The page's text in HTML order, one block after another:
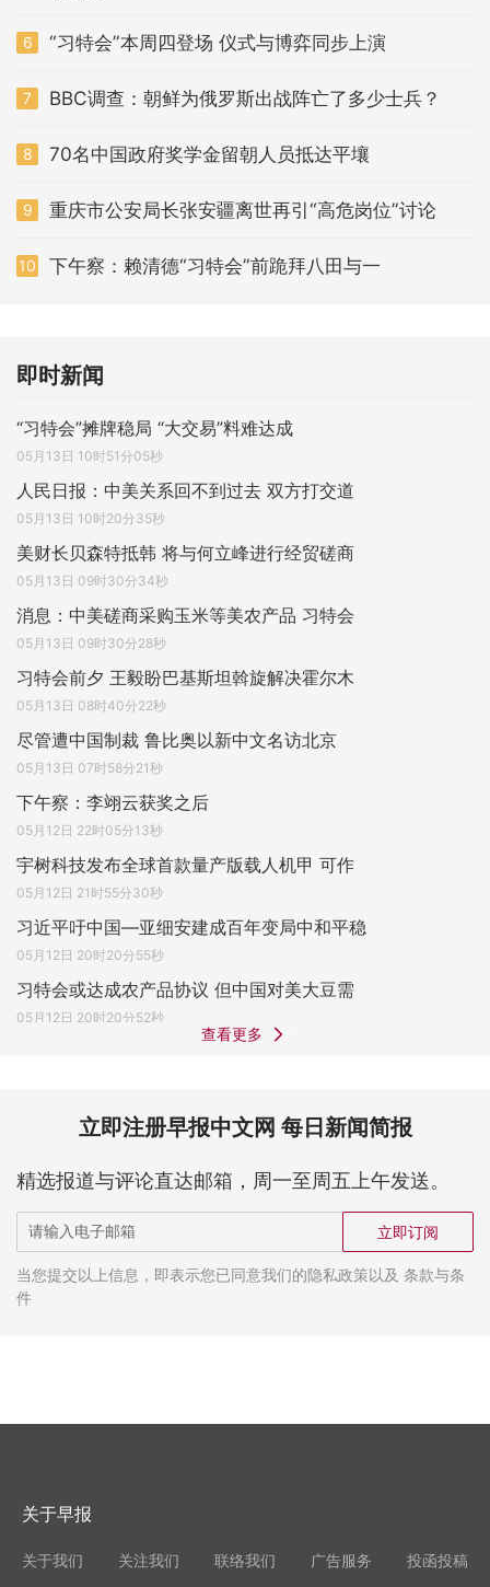
6 “习特会”本周四登场 仪式与博弈同步上演
7 BBC调查：朝鲜为俄罗斯出战阵亡了多少士兵？
8 70名中国政府奖学金留朝人员抵达平壤
9 重庆市公安局长张安疆离世再引“高危岗位”讨论
10 下午察：赖清德“习特会”前跪拜八田与一
即时新闻
“习特会”摊牌稳局 “大交易”料难达成
05月13日 10时51分05秒
人民日报：中美关系回不到过去 双方打交道
05月13日 10时20分35秒
美财长贝森特抵韩 将与何立峰进行经贸磋商
05月13日 09时30分34秒
消息：中美磋商采购玉米等美农产品 习特会
05月13日 09时30分28秒
习特会前夕 王毅盼巴基斯坦斡旋解决霍尔木
05月13日 08时40分22秒
尽管遭中国制裁 鲁比奥以新中文名访北京
05月13日 07时58分21秒
下午察：李翊云获奖之后
05月12日 22时05分13秒
宇树科技发布全球首款量产版载人机甲 可作
05月12日 21时55分30秒
习近平吁中国—亚细安建成百年变局中和平稳
05月12日 20时20分55秒
习特会或达成农产品协议 但中国对美大豆需
05月12日 20时20分52秒
查看更多
立即注册早报中文网 每日新闻简报
精选报道与评论直达邮箱，周一至周五上午发送。
立即订阅
当您提交以上信息，即表示您已同意我们的隐私政策以及 条款与条
件
关于早报
关于我们 关注我们 联络我们 广告服务 投函投稿